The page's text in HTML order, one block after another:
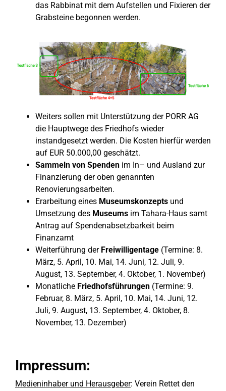
das Rabbinat mit dem Aufstellen und Fixieren der
Grabsteine begonnen werden.
Weiters sollen mit Unterstützung der PORR AG
die Hauptwege des Friedhofs wieder
instandgesetzt werden. Die Kosten hierfür werden
auf EUR 50.000,00 geschätzt.
Sammeln von Spenden im In– und Ausland zur
Finanzierung der oben genannten
Renovierungsarbeiten.
Erarbeitung eines Museumskonzepts und
Umsetzung des Museums im Tahara-Haus samt
Antrag auf Spendenabsetzbarkeit beim
Finanzamt
Weiterführung der Freiwilligentage (Termine: 8.
März, 5. April, 10. Mai, 14. Juni, 12. Juli, 9.
August, 13. September, 4. Oktober, 1. November)
Monatliche Friedhofsführungen (Termine: 9.
Februar, 8. März, 5. April, 10. Mai, 14. Juni, 12.
Juli, 9. August, 13. September, 4. Oktober, 8.
November, 13. Dezember)
Impressum:
Medieninhaber und Herausgeber: Verein Rettet den